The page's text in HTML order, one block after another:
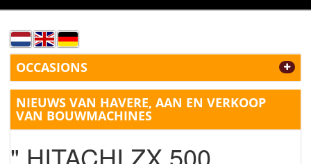
OCCASIONS
NIEUWS VAN HAVERE, AAN EN VERKOOP
VAN BOUWMACHINES
" HITACHI ZX 500